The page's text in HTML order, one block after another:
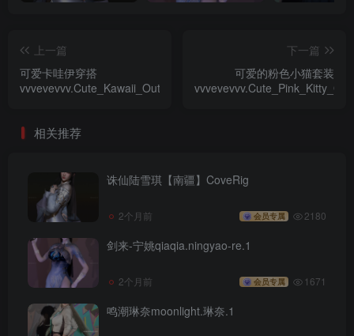
上一篇
可爱卡哇伊穿搭
vvvevevvv.Cute_Kawaii_Outfits.1
下一篇
可爱的粉色小猫套装
相关推荐
诛仙陆雪琪【南疆】CoveRig
2个月前 会员专属 2180
剑来-宁姚qiaqia.ningyao-re.1
2个月前 会员专属 1671
鸣潮琳奈moonlight.琳奈.1